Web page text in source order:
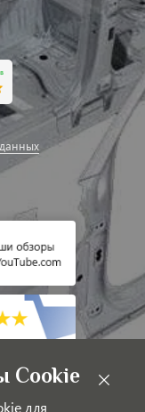
Cookie
для